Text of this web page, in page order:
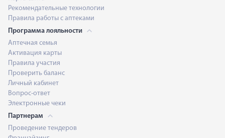
Рекомендательные технологии
Правила работы с аптеками
Программа лояльности
Аптечная семья
Активация карты
Правила участия
Проверить баланс
Личный кабинет
Вопрос-ответ
Электронные чеки
Партнерам
Проведение тендеров